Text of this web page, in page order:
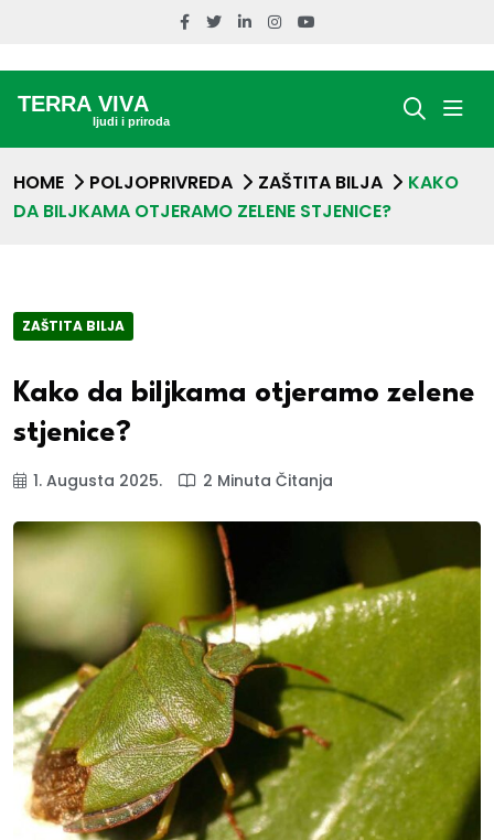
HOME POLJOPRIVREDA ZAŠTITA BILJA
KAKO
DA BILJKAMA OTJERAMO ZELENE STJENICE?
ZAŠTITA BILJA
Kako da biljkama otjeramo zelene
stjenice?
1. Augusta 2025. 2 Minuta Čitanja